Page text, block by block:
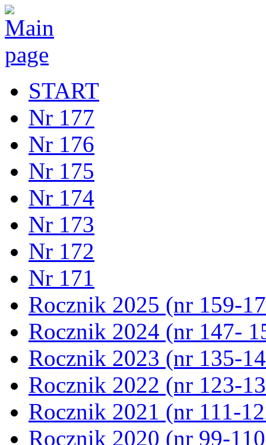
START
Nr 177
Nr 176
Nr 175
Nr 174
Nr 173
Nr 172
Nr 171
Rocznik 2025 (nr 159-
Rocznik 2024 (nr 147-
Rocznik 2023 (nr 135-
Rocznik 2022 (nr 123-
Rocznik 2021 (nr 111-
Rocznik 2020 (nr 99-